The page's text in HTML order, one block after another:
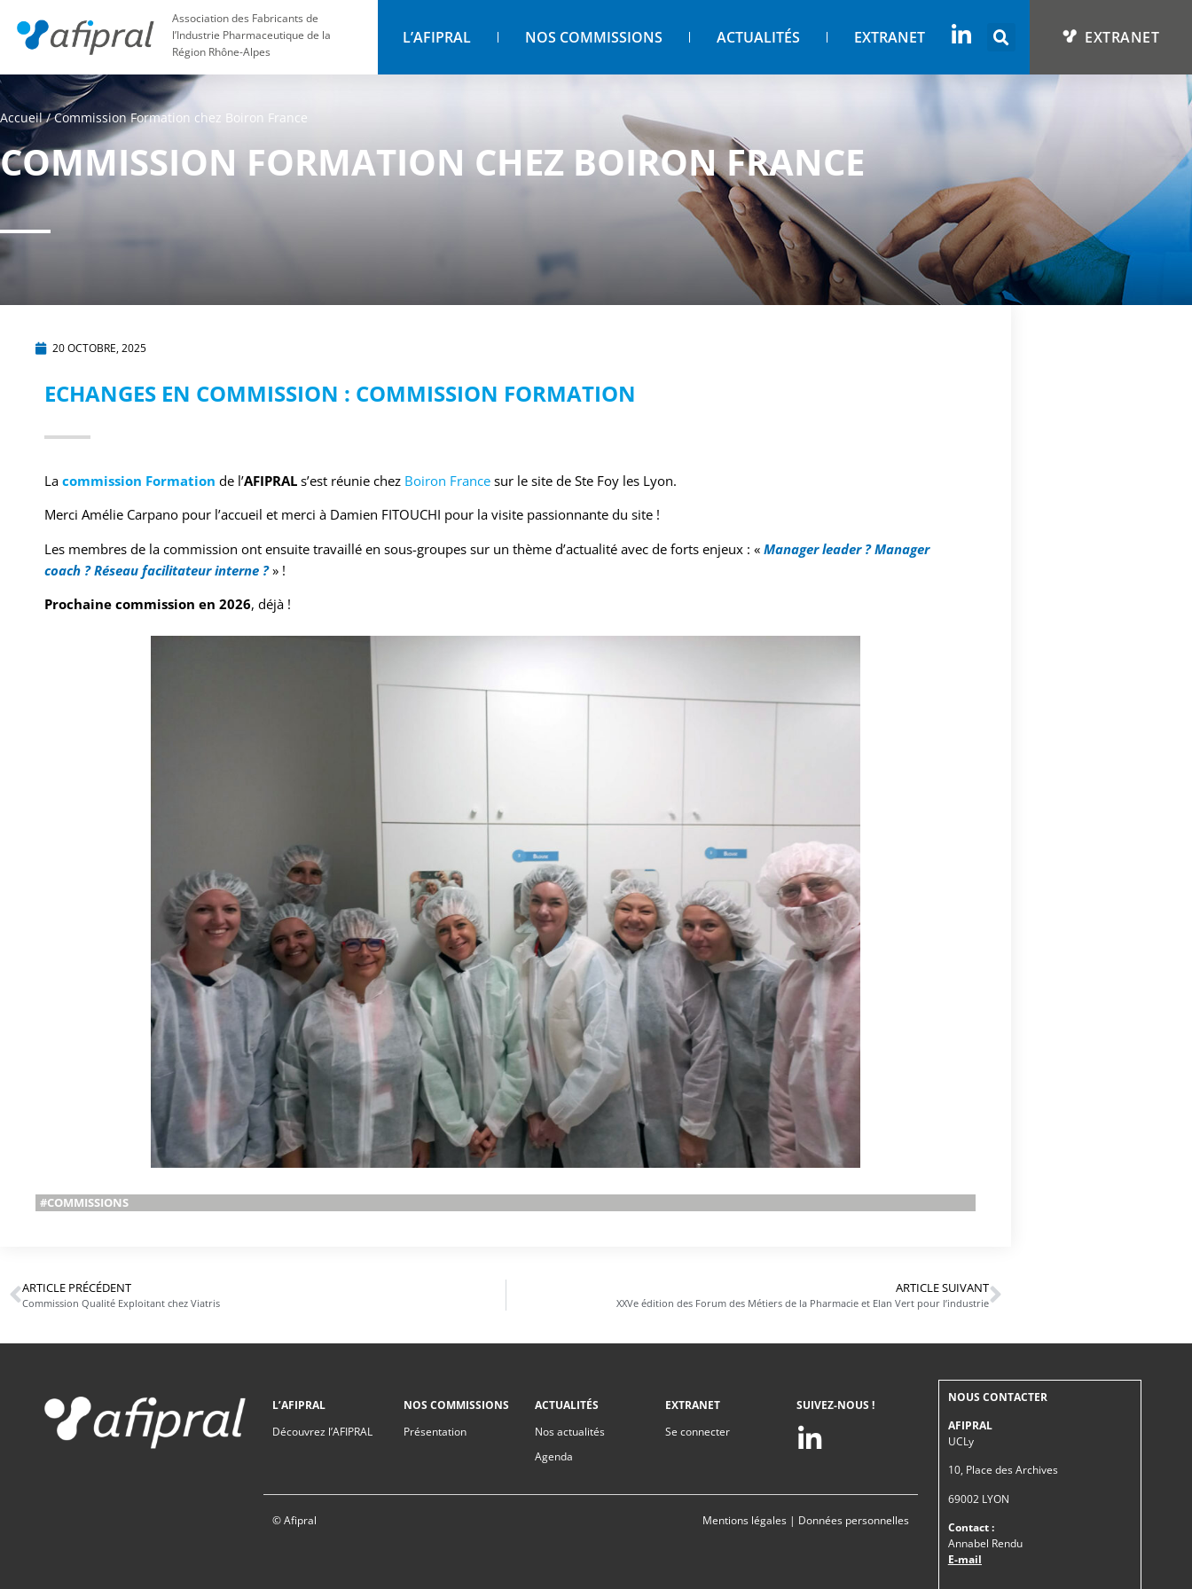
Association des Fabricants de
l’Industrie Pharmaceutique de la
Région Rhône-Alpes
L’AFIPRAL NOS COMMISSIONS ACTUALITÉS EXTRANET EXTRANET
Accueil/Commission Formation chez Boiron France
COMMISSION FORMATION CHEZ BOIRON FRANCE
20 OCTOBRE, 2025
ECHANGES EN COMMISSION : COMMISSION FORMATION
La commission Formation de l’AFIPRAL s’est réunie chez Boiron France sur le site de Ste Foy les Lyon.
Merci Amélie Carpano pour l’accueil et merci à Damien FITOUCHI pour la visite passionnante du site !
Les membres de la commission ont ensuite travaillé en sous-groupes sur un thème d’actualité avec de forts enjeux : « Manager leader ? Manager
coach ? Réseau facilitateur interne ?» !
Prochaine commission en 2026, déjà !
#COMMISSIONS
ARTICLE PRÉCÉDENT
Commission Qualité Exploitant chez Viatris
ARTICLE SUIVANT
XXVe édition des Forum des Métiers de la Pharmacie et Elan Vert pour l’industrie
L’AFIPRAL
Découvrez l’AFIPRAL
NOS COMMISSIONS
Présentation
ACTUALITÉS
Nos actualités
Agenda
EXTRANET
Se connecter
SUIVEZ-NOUS !
© Afipral Mentions légales | Données personnelles
NOUS CONTACTER
AFIPRAL
UCLy
10, Place des Archives
69002 LYON
Contact :
Annabel Rendu
E-mail